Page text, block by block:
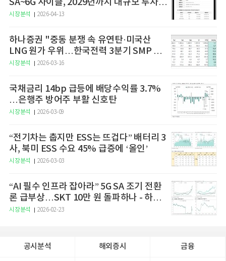
SA~6G 사이클, 2029년까지 대규모 투자
예고
시장분석 2026-04-13
하나증권 "중동 분쟁 속 유연탄·미국산
LNG 원가 우위…한국전력 3분기 SMP 상
승 전망"
시장분석 2026-03-16
국채금리 14bp 급등에 배당수익률 3.7%
…은행주 방어주 부활 신호탄
시장분석 2026-03-09
“전기차는 춥지만 ESS는 뜨겁다” 배터리 3
사, 북미 ESS 수요 45% 급증에 ‘올인’
시장분석 2026-03-03
“AI 필수 인프라 잡아라” 5G SA 조기 전환
론 급부상…SKT 10만 원 돌파하나 - 하나
증권
시장분석 2026-02-23
공시분석 해외증시 금융